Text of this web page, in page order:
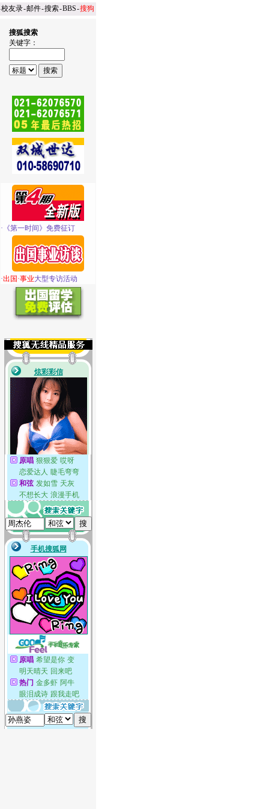
校友录-邮件-搜索-BBS-搜狗
搜狐搜索
关键字：
· 《第一时间》免费征订
·出国·事业大型专访活动